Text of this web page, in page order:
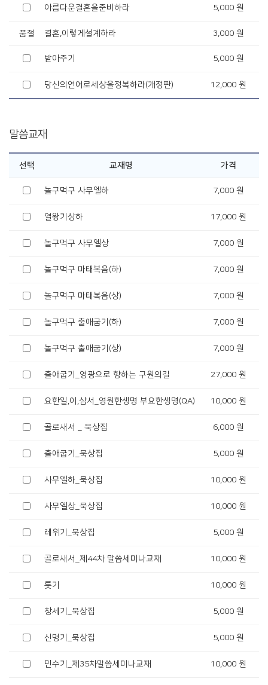
아름다운결혼을준비하라 5,000 원
품절 결혼,이렇게설계하라 3,000 원
받아주기 5,000 원
당신의언어로세상을정복하라(개정판) 12,000 원
말씀교재
선택 교재명 가격
놀구먹구 사무엘하 7,000 원
열왕기상하 17,000 원
놀구먹구 사무엘상 7,000 원
놀구먹구 마태복음(하) 7,000 원
놀구먹구 마태복음(상) 7,000 원
놀구먹구 출애굽기(하) 7,000 원
놀구먹구 출애굽기(상) 7,000 원
출애굽기_영광으로 향하는 구원의길 27,000 원
요한일,이,삼서_영원한생명 부요한생명(QA) 10,000 원
골로새서 _ 묵상집 6,000 원
출애굽기_묵상집 5,000 원
사무엘하_묵상집 10,000 원
사무엘상_묵상집 10,000 원
레위기_묵상집 5,000 원
골로새서_제44차 말씀세미나교재 10,000 원
룻기 10,000 원
창세기_묵상집 5,000 원
신명기_묵상집 5,000 원
민수기_제35차말씀세미나교재 10,000 원